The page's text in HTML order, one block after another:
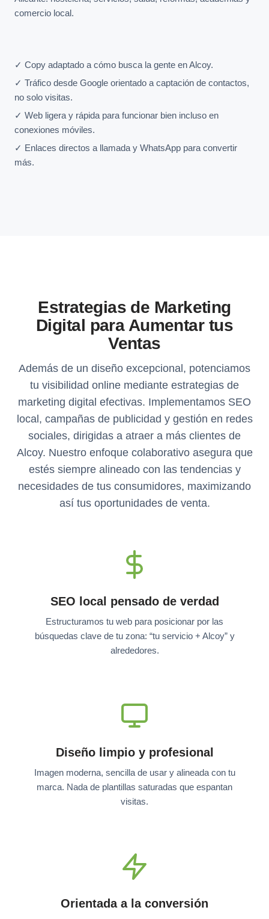
comercio local.
✓ Copy adaptado a cómo busca la gente en Alcoy.
✓ Tráfico desde Google orientado a captación de contactos,
no solo visitas.
✓ Web ligera y rápida para funcionar bien incluso en
conexiones móviles.
✓ Enlaces directos a llamada y WhatsApp para convertir
más.
Estrategias de Marketing
Digital para Aumentar tus
Ventas
Además de un diseño excepcional, potenciamos
tu visibilidad online mediante estrategias de
marketing digital efectivas. Implementamos SEO
local, campañas de publicidad y gestión en redes
sociales, dirigidas a atraer a más clientes de
Alcoy. Nuestro enfoque colaborativo asegura que
estés siempre alineado con las tendencias y
necesidades de tus consumidores, maximizando
así tus oportunidades de venta.
SEO local pensado de verdad
Estructuramos tu web para posicionar por las
búsquedas clave de tu zona: “tu servicio + Alcoy” y
alrededores.
Diseño limpio y profesional
Imagen moderna, sencilla de usar y alineada con tu
marca. Nada de plantillas saturadas que espantan
visitas.
Orientada a la conversión